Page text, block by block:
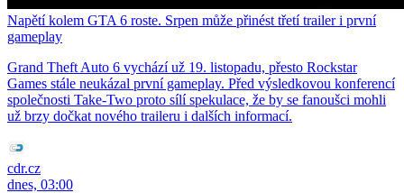
Napětí kolem GTA 6 roste. Srpen může přinést třetí trailer i první
gameplay
Grand Theft Auto 6 vychází už 19. listopadu, přesto Rockstar
Games stále neukázal první gameplay. Před výsledkovou konferencí
společnosti Take-Two proto sílí spekulace, že by se fanoušci mohli
už brzy dočkat nového traileru i dalších informací.
cdr.cz
dnes, 03:00